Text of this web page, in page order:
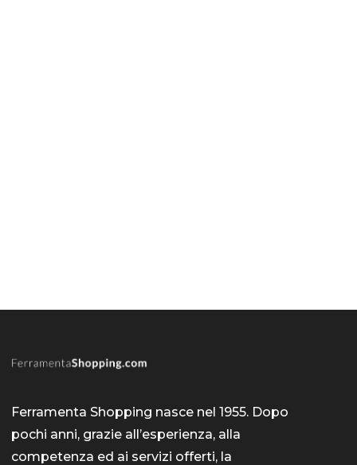
Ferramenta Shopping nasce nel 1955. Dopo
pochi anni, grazie all’esperienza, alla
competenza ed ai servizi offerti, la